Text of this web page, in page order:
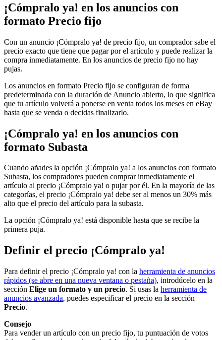
¡Cómpralo ya! en los anuncios con
formato Precio fijo
Con un anuncio ¡Cómpralo ya! de precio fijo, un comprador sabe el
precio exacto que tiene que pagar por el artículo y puede realizar la
compra inmediatamente. En los anuncios de precio fijo no hay
pujas.
Los anuncios en formato Precio fijo se configuran de forma
predeterminada con la duración de Anuncio abierto, lo que significa
que tu artículo volverá a ponerse en venta todos los meses en eBay
hasta que se venda o decidas finalizarlo.
¡Cómpralo ya! en los anuncios con
formato Subasta
Cuando añades la opción ¡Cómpralo ya! a los anuncios con formato
Subasta, los compradores pueden comprar inmediatamente el
artículo al precio ¡Cómpralo ya! o pujar por él. En la mayoría de las
categorías, el precio ¡Cómpralo ya! debe ser al menos un 30% más
alto que el precio del artículo para la subasta.
La opción ¡Cómpralo ya! está disponible hasta que se recibe la
primera puja.
Definir el precio ¡Cómpralo ya!
Para definir el precio ¡Cómpralo ya! con la herramienta de anuncios
rápidos (se abre en una nueva ventana o pestaña), introdúcelo en la
sección Elige un formato y un precio. Si usas la herramienta de
anuncios avanzada, puedes especificar el precio en la sección
Precio.
Consejo
Para vender un artículo con un precio fijo, tu puntuación de votos